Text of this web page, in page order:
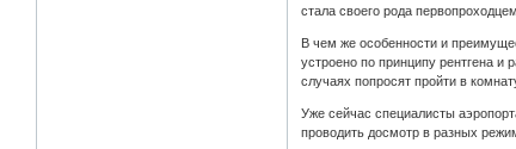
стала своего рода
В чем же особенности и
устроено по принципу рентгена и
случаях попросят пройти в
Уже сейчас специалисты
проводить досмотр в разных